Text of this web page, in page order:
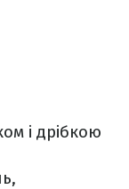
і дрібкою